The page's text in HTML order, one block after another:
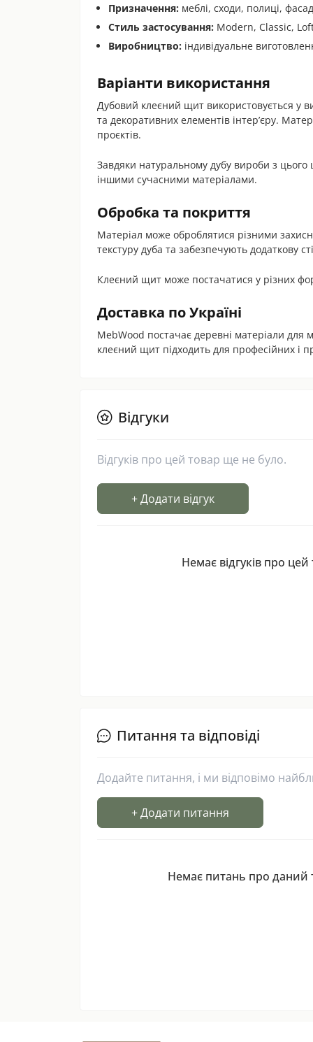
Призначення: меблі, сходи, полиці,
Стиль застосування: Modern, Classic,
Виробництво: індивідуальне
Варіанти використання
Дубовий клеєний щит використовується у
та декоративних елементів інтер’єру.
проєктів.
Завдяки натуральному дубу вироби з
іншими сучасними матеріалами.
Обробка та покриття
Матеріал може оброблятися різними
текстуру дуба та забезпечують додаткову
Клеєний щит може постачатися у різних
Доставка по Україні
MebWood постачає деревні матеріали для
клеєний щит підходить для професійних і
Відгуки
Відгуків про цей товар ще не було.
+ Додати відгук
Немає відгуків про
Питання та відповіді
Додайте питання, і ми відповімо
+ Додати питання
Немає питань про даний